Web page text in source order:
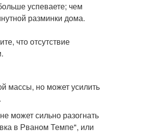
успеваете; чем
разминки дома.
что отсутствие
массы, но может усилить
может сильно разогнать
в Рваном Темпе", или